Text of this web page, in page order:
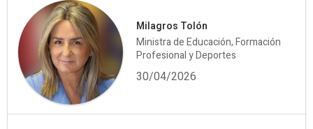
Milagros Tolón
Ministra de Educación, Formación
Profesional y Deportes
30/04/2026